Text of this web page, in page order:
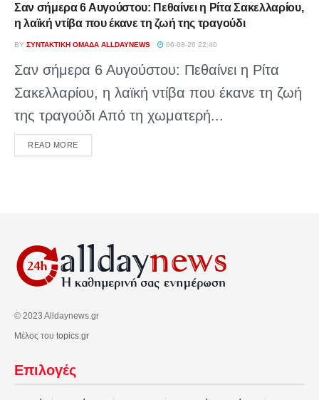
Σαν σήμερα 6 Αυγούστου: Πεθαίνει η Ρίτα Σακελλαρίου,
η λαϊκή ντίβα που έκανε τη ζωή της τραγούδι
BY ΣΥΝΤΑΚΤΙΚΉ ΟΜΆΔΑ ALLDAYNEWS 06-08-26 22:40
Σαν σήμερα 6 Αυγούστου: Πεθαίνει η Ρίτα
Σακελλαρίου, η λαϊκή ντίβα που έκανε τη ζωή
της τραγούδι Από τη χωματερή...
READ MOREDETAILS
© 2023 Alldaynews.gr
Μέλος του topics.gr
Επιλογές